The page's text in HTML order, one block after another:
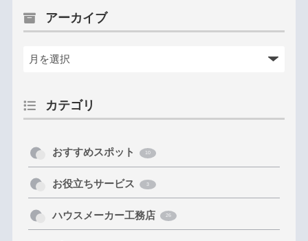
アーカイブ
カテゴリ
おすすめスポット 10
お役立ちサービス 3
ハウスメーカー工務店 26